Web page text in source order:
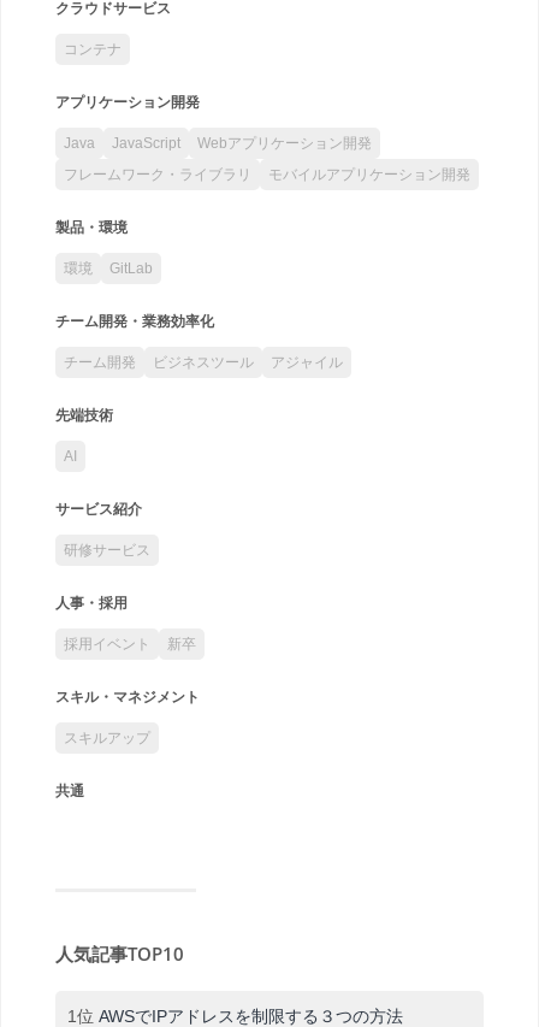
クラウドサービス
コンテナ
アプリケーション開発
Java JavaScript
Webアプリケーション開発
フレームワーク・ライブラリ
モバイルアプリケーション開発
製品・環境
環境 GitLab
チーム開発・業務効率化
チーム開発 ビジネスツール アジャイル
先端技術
AI
サービス紹介
研修サービス
人事・採用
採用イベント 新卒
スキル・マネジメント
スキルアップ
共通
人気記事TOP10
1位 AWSでIPアドレスを制限する３つの方法